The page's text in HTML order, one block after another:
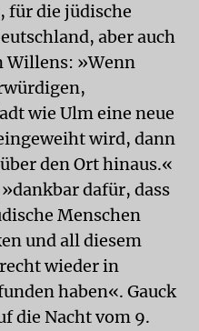
für die jüdische
aber auch
Willens: »Wenn
wie Ulm eine neue
wird, dann
den Ort hinaus.«
dafür, dass
Menschen
und all diesem
wieder in
haben«. Gauck
die Nacht vom 9.